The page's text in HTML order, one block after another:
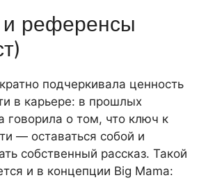
референсы
подчеркивала ценность
в карьере: в прошлых
говорила о том, что ключ к
— оставаться собой и
собственный рассказ. Такой
и в концепции Big Mama: